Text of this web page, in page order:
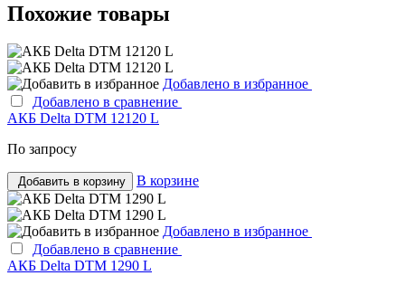
Похожие товары
Добавлено в избранное
Добавлено в сравнение
АКБ Delta DTM 12120 L
По запросу
Добавить в корзину В корзине
Добавлено в избранное
Добавлено в сравнение
АКБ Delta DTM 1290 L